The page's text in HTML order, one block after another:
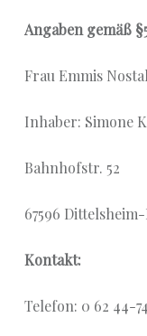
Angaben gemäß
Frau Emmis
Inhaber: Simone
Bahnhofstr. 52
67596
Kontakt:
Telefon: 0 62 44-